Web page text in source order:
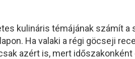
kulináris témájának számít
Ha valaki a régi göcseji
azért is, mert időszakonként